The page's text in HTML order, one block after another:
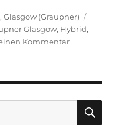
,Glasgow (Graupner)
Glasgow, Hybrid,
Kommentarzu